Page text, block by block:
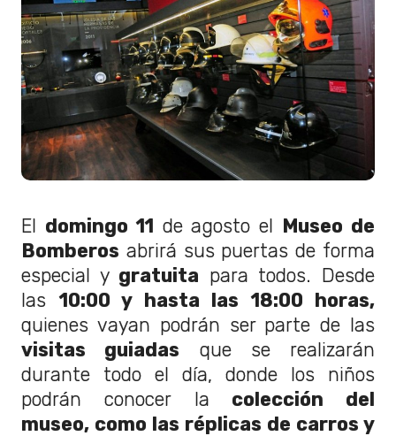
El domingo 11 de agosto el Museo de
Bomberos abrirá sus puertas de forma
especial y gratuita para todos. Desde
las10:00 y hasta las 18:00 horas,
quienes vayan podrán ser parte de las
visitas guiadas que se realizarán
durante todo el día, donde los niños
podrán conocer la colección del
museo, como las réplicas de carros y